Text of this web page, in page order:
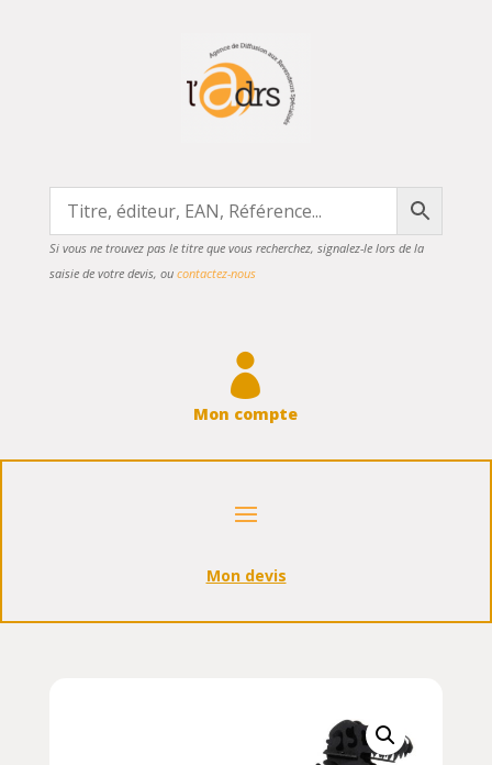
Si vous ne trouvez pas le titre que vous recherchez, signalez-le lors de la
saisie de votre devis, ou contactez-nous

Mon compte
Mon devis